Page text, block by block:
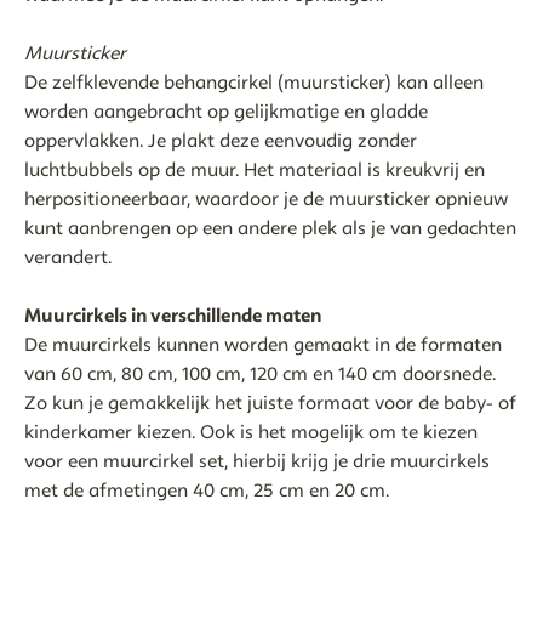
Muursticker
De zelfklevende behangcirkel (muursticker) kan alleen
worden aangebracht op gelijkmatige en gladde
oppervlakken. Je plakt deze eenvoudig zonder
luchtbubbels op de muur. Het materiaal is kreukvrij en
herpositioneerbaar, waardoor je de muursticker opnieuw
kunt aanbrengen op een andere plek als je van gedachten
verandert.
Muurcirkels in verschillende maten
De muurcirkels kunnen worden gemaakt in de formaten
van 60 cm, 80 cm, 100 cm, 120 cm en 140 cm doorsnede.
Zo kun je gemakkelijk het juiste formaat voor de baby- of
kinderkamer kiezen. Ook is het mogelijk om te kiezen
voor een muurcirkel set, hierbij krijg je drie muurcirkels
met de afmetingen 40 cm, 25 cm en 20 cm.